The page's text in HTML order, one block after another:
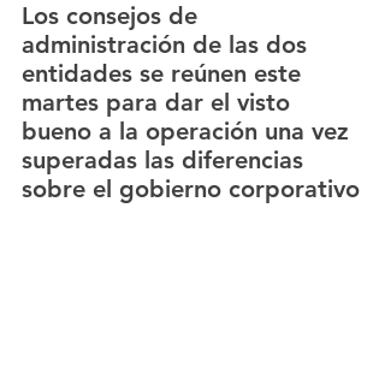
Los consejos de
administración de las dos
entidades se reúnen este
martes para dar el visto
bueno a la operación una vez
superadas las diferencias
sobre el gobierno corporativo